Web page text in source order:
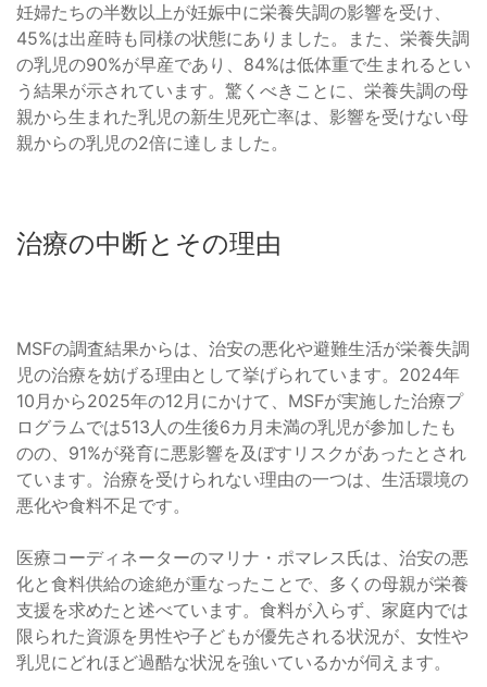
妊婦たちの半数以上が妊娠中に栄養失調の影響を受け、
45%は出産時も同様の状態にありました。また、栄養失調
の乳児の90%が早産であり、84%は低体重で生まれるとい
う結果が示されています。驚くべきことに、栄養失調の母
親から生まれた乳児の新生児死亡率は、影響を受けない母
親からの乳児の2倍に達しました。
治療の中断とその理由
MSFの調査結果からは、治安の悪化や避難生活が栄養失調
児の治療を妨げる理由として挙げられています。2024年
10月から2025年の12月にかけて、MSFが実施した治療プ
ログラムでは513人の生後6カ月未満の乳児が参加したも
のの、91%が発育に悪影響を及ぼすリスクがあったとされ
ています。治療を受けられない理由の一つは、生活環境の
悪化や食料不足です。
医療コーディネーターのマリナ・ポマレス氏は、治安の悪
化と食料供給の途絶が重なったことで、多くの母親が栄養
支援を求めたと述べています。食料が入らず、家庭内では
限られた資源を男性や子どもが優先される状況が、女性や
乳児にどれほど過酷な状況を強いているかが伺えます。